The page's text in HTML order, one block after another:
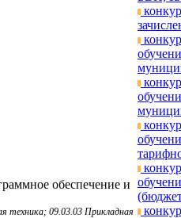
обеспечение и
техника; 09.03.03 Прикладная